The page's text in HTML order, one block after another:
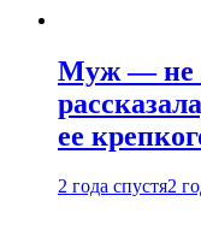
Муж — не
ее
2 года спустя2